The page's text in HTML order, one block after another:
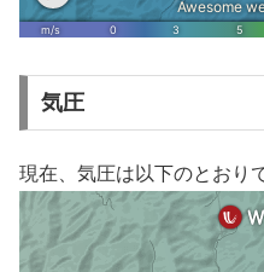
気圧
現在、気圧は以下のとおり